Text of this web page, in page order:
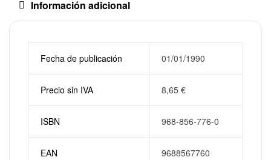
Información adicional
Fecha de publicación 01/01/1990
Precio sin IVA 8,65 €
ISBN 968-856-776-0
EAN 9688567760